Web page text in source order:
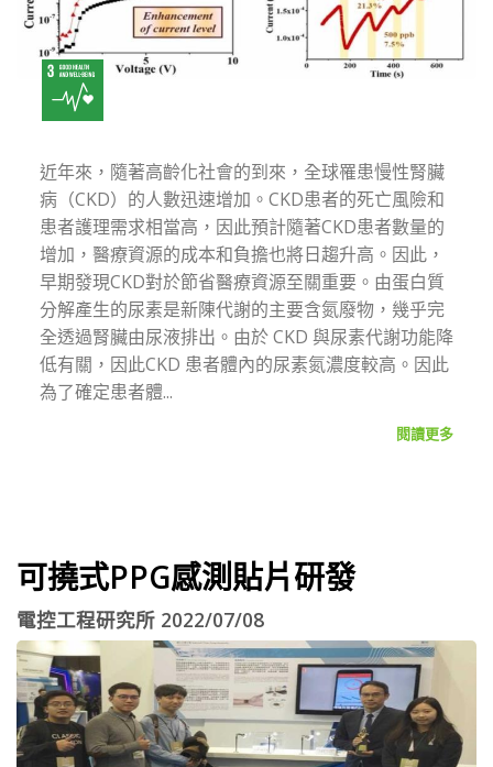
近年來，隨著高齡化社會的到來，全球罹患慢性腎臟
病（CKD）的人數迅速增加。CKD患者的死亡風險和
患者護理需求相當高，因此預計隨著CKD患者數量的
增加，醫療資源的成本和負擔也將日趨升高。因此，
早期發現CKD對於節省醫療資源至關重要。由蛋白質
分解產生的尿素是新陳代謝的主要含氮廢物，幾乎完
全透過腎臟由尿液排出。由於 CKD 與尿素代謝功能降
低有關，因此CKD 患者體內的尿素氮濃度較高。因此
為了確定患者體...
閱讀更多
可撓式PPG感測貼片研發
電控工程研究所 2022/07/08